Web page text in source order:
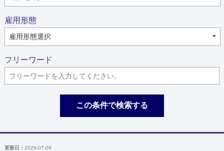
雇用形態
フリーワード
この条件で検索する
更新日： 2026-07-09